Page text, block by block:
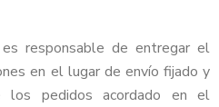
es responsable de entregar el
en el lugar de envío fijado y
pedidos acordado en el